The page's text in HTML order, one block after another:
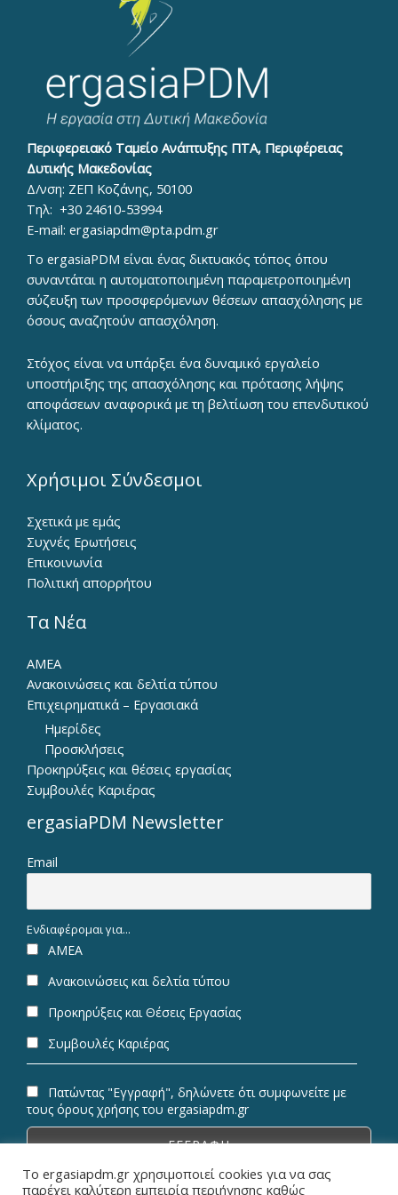
Περιφερειακό Ταμείο Ανάπτυξης ΠΤΑ, Περιφέρειας
Δυτικής Μακεδονίας
Δ/νση: ΖΕΠ Κοζάνης, 50100
Τηλ: +30 24610-53994
E-mail: ergasiapdm@pta.pdm.gr
To ergasiaPDM είναι ένας δικτυακός τόπος όπου
συναντάται η αυτοματοποιημένη παραμετροποιημένη
σύζευξη των προσφερόμενων θέσεων απασχόλησης με
όσους αναζητούν απασχόληση.
Στόχος είναι να υπάρξει ένα δυναμικό εργαλείο
υποστήριξης της απασχόλησης και πρότασης λήψης
αποφάσεων αναφορικά με τη βελτίωση του επενδυτικού
κλίματος.
Χρήσιμοι Σύνδεσμοι
Σχετικά με εμάς
Συχνές Ερωτήσεις
Επικοινωνία
Πολιτική απορρήτου
Τα Νέα
ΑΜΕΑ
Ανακοινώσεις και δελτία τύπου
Επιχειρηματικά – Εργασιακά
Ημερίδες
Προσκλήσεις
Προκηρύξεις και θέσεις εργασίας
Συμβουλές Καριέρας
ergasiaPDM Newsletter
Email
Ενδιαφέρομαι για...
ΑΜΕΑ
Ανακοινώσεις και δελτία τύπου
Προκηρύξεις και Θέσεις Εργασίας
Συμβουλές Καριέρας
Πατώντας "Εγγραφή", δηλώνετε ότι συμφωνείτε με
τους όρους χρήσης του ergasiapdm.gr
Το ergasiapdm.gr χρησιμοποιεί cookies για να σας
παρέχει καλύτερη εμπειρία περιήγησης καθώς